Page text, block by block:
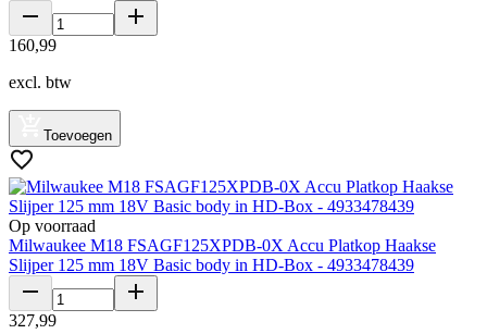
160,99
excl. btw
Toevoegen
Op voorraad
Milwaukee M18 FSAGF125XPDB-0X Accu Platkop Haakse
Slijper 125 mm 18V Basic body in HD-Box - 4933478439
327,99